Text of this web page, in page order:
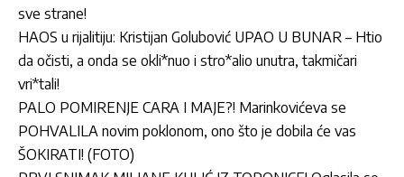
sve strane!
HAOS u rijalitiju: Kristijan Golubović UPAO U BUNAR – Htio
da očisti, a onda se okli*nuo i stro*alio unutra, takmičari
vri*tali!
PALO POMIRENJE CARA I MAJE?! Marinkovićeva se
POHVALILA novim poklonom, ono što je dobila će vas
ŠOKIRATI! (FOTO)